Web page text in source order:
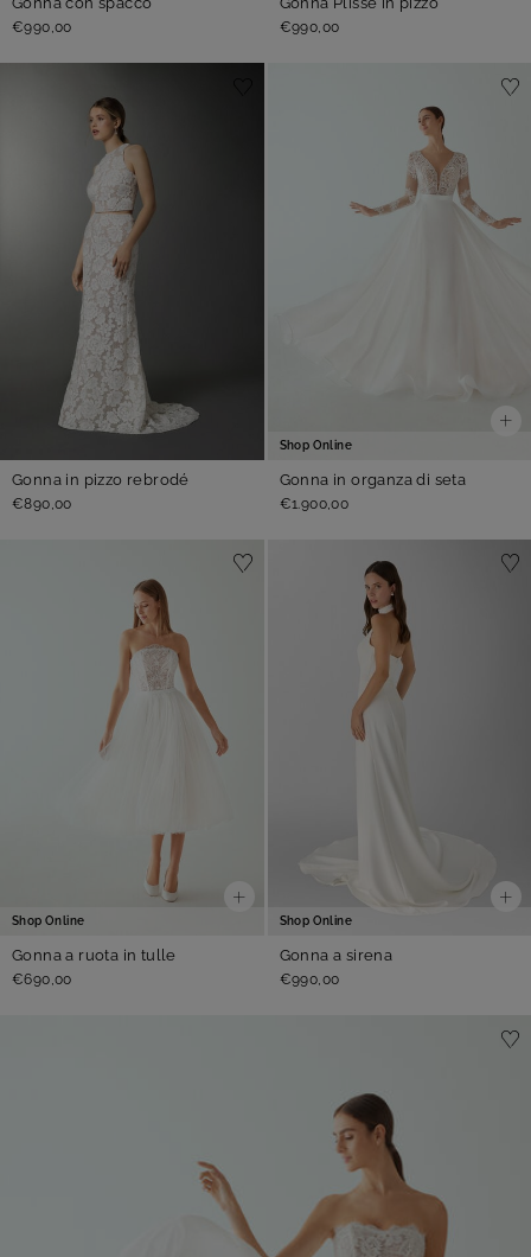
€990,00 €990,00
Gonna in pizzo rebrodé
€890,00
Shop Online
Gonna in organza di seta
€1.900,00
Shop Online
Gonna a ruota in tulle
€690,00
Shop Online
Gonna a sirena
€990,00